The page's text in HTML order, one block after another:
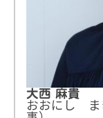
大西 麻貴
おおにし